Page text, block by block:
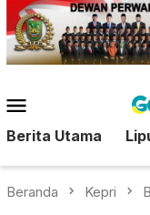
Loncat
ke
konten
Mobile
Berita Utama
Beranda Kepri